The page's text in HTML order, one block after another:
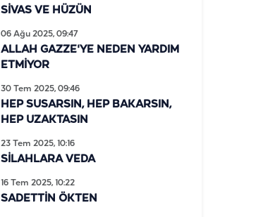
SİVAS VE HÜZÜN
ALLAH GAZZE'YE NEDEN YARDIM
ETMİYOR
06 Ağu 2025, 09:47
HEP SUSARSIN, HEP BAKARSIN,
HEP UZAKTASIN
30 Tem 2025, 09:46
SİLAHLARA VEDA
23 Tem 2025, 10:16
SADETTİN ÖKTEN
16 Tem 2025, 10:22